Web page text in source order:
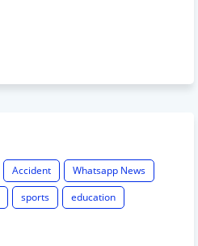
Accident
Whatsapp News
sports
education